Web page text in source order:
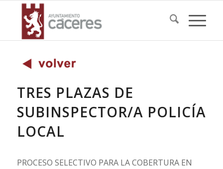
TRES PLAZAS DE
SUBINSPECTOR/A POLICÍA
LOCAL
PROCESO SELECTIVO PARA LA COBERTURA EN